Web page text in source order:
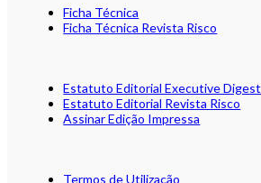
Ficha Técnica
Ficha Técnica Revista Risco
Estatuto Editorial Executive Digest
Estatuto Editorial Revista Risco
Assinar Edição Impressa
Termos de Utilização